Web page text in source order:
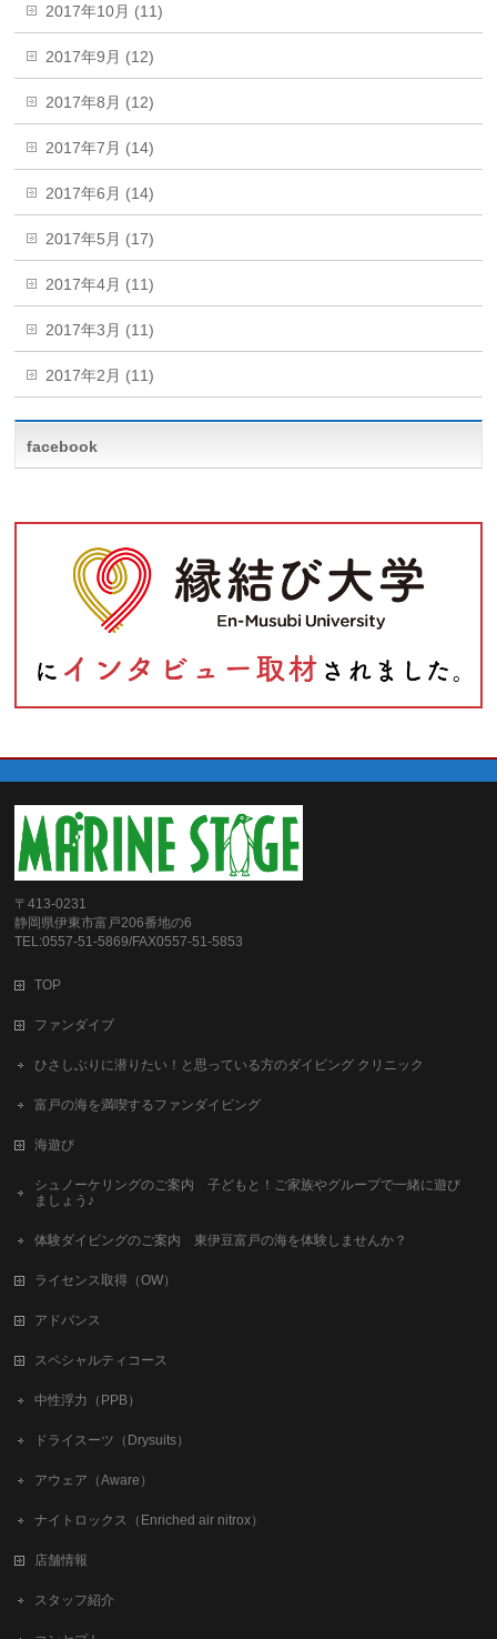
2017年10月 (11)
2017年9月 (12)
2017年8月 (12)
2017年7月 (14)
2017年6月 (14)
2017年5月 (17)
2017年4月 (11)
2017年3月 (11)
2017年2月 (11)
facebook
〒413-0231
静岡県伊東市富戸206番地の6
TEL:0557-51-5869/FAX0557-51-5853
TOP
ファンダイブ
ひさしぶりに潜りたい！と思っている方のダイビング クリニック
富戸の海を満喫するファンダイビング
海遊び
シュノーケリングのご案内 子どもと！ご家族やグループで一緒に遊び
ましょう♪
体験ダイビングのご案内 東伊豆富戸の海を体験しませんか？
ライセンス取得（OW）
アドバンス
スペシャルティコース
中性浮力（PPB）
ドライスーツ（Drysuits）
アウェア（Aware）
ナイトロックス（Enriched air nitrox）
店舗情報
スタッフ紹介